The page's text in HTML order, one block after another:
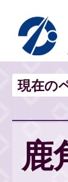
現在の
鹿